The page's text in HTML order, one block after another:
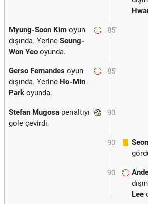
85'
Myung-Soon Kim oyun
dışında. Yerine Seung-
Won Yeo oyunda.
85'
Gerso Fernandes oyun
dışında. Yerine Ho-Min
Park oyunda.
90'
Stefan Mugosa penaltıyı
gole çevirdi.
90'
90'
Lee